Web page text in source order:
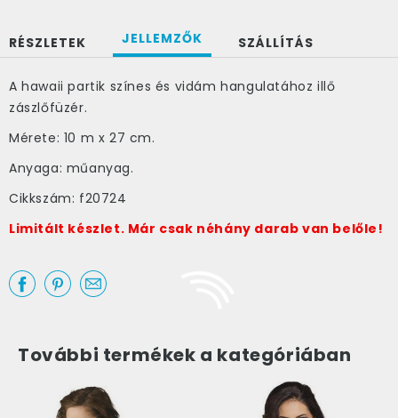
RÉSZLETEK JELLEMZŐK SZÁLLÍTÁS
A hawaii partik színes és vidám hangulatához illő
zászlőfüzér.
Mérete: 10 m x 27 cm.
Anyaga: műanyag.
Cikkszám: f20724
Limitált készlet. Már csak néhány darab van belőle!
További termékek a kategóriában